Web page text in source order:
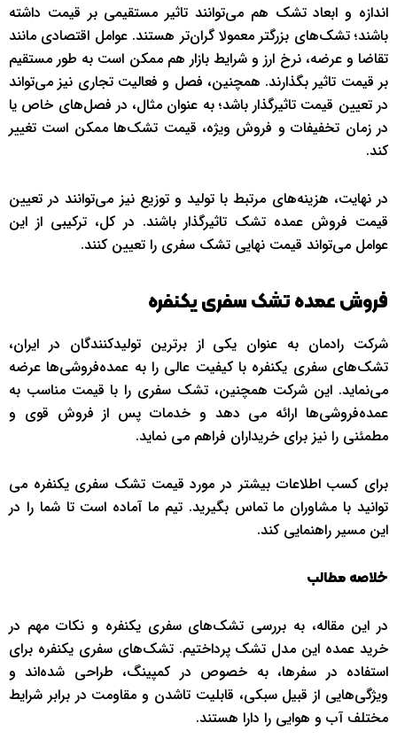
اندازه و ابعاد تشک هم می‌توانند تاثیر مستقیمی بر قیمت داشته
باشند؛ تشک‌های بزرگتر معمولا گران‌تر هستند. عوامل اقتصادی مانند
تقاضا و عرضه، نرخ ارز و شرایط بازار هم ممکن است به طور مستقیم
بر قیمت تاثیر بگذارند. همچنین، فصل و فعالیت تجاری نیز می‌تواند
در تعیین قیمت تاثیرگذار باشد؛ به عنوان مثال، در فصل‌های خاص یا
در زمان تخفیفات و فروش ویژه، قیمت تشک‌ها ممکن است تغییر
کند.
در نهایت، هزینه‌های مرتبط با تولید و توزیع نیز می‌توانند در تعیین
قیمت فروش عمده تشک تاثیرگذار باشند. در کل، ترکیبی از این
عوامل می‌تواند قیمت نهایی تشک سفری را تعیین کنند.
فروش عمده تشک سفری یکنفره
شرکت رادمان به عنوان یکی از برترین تولیدکنندگان در ایران،
تشک‌های سفری یکنفره با کیفیت عالی را به عمده‌فروشی‌ها عرضه
می‌نماید. این شرکت همچنین، تشک سفری را با قیمت مناسب به
عمده‌فروشی‌ها ارائه می دهد و خدمات پس از فروش قوی و
مطمئنی را نیز برای خریداران فراهم می نماید.
برای کسب اطلاعات بیشتر در مورد قیمت تشک سفری یکنفره می
توانید با مشاوران ما تماس بگیرید. تیم ما آماده است تا شما را در
این مسیر راهنمایی کند.
خلاصه مطالب
در این مقاله، به بررسی تشک‌های سفری یکنفره و نکات مهم در
خرید عمده این مدل تشک پرداختیم. تشک‌های سفری یکنفره برای
استفاده در سفرها، به خصوص در کمپینگ، طراحی شده‌اند و
ویژگی‌هایی از قبیل سبکی، قابلیت تاشدن و مقاومت در برابر شرایط
مختلف آب و هوایی را دارا هستند.